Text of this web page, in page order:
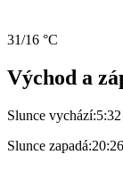
31/16 °C
Východ a
Slunce vychází:5:32
Slunce zapadá:20:26